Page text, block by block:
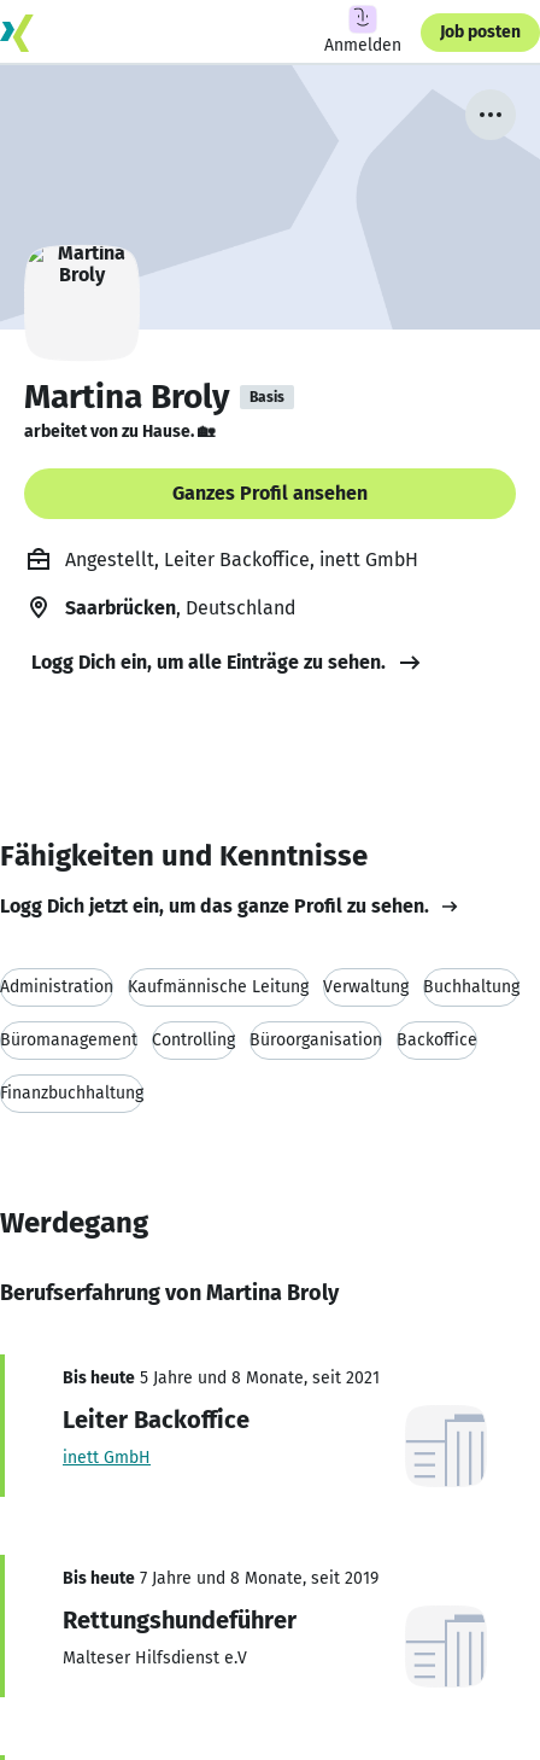
Anmelden
Job posten
Martina Broly Basis
arbeitet von zu Hause. 🏡
Ganzes Profil ansehen
Angestellt, Leiter Backoffice, inett GmbH
Saarbrücken, Deutschland
Logg Dich ein, um alle Einträge zu sehen.
Fähigkeiten und Kenntnisse
Logg Dich jetzt ein, um das ganze Profil zu sehen.
Administration Kaufmännische Leitung Verwaltung Buchhaltung
Büromanagement Controlling Büroorganisation Backoffice
Finanzbuchhaltung
Werdegang
Berufserfahrung von Martina Broly
Bis heute 5 Jahre und 8 Monate, seit 2021
Leiter Backoffice
inett GmbH
Bis heute 7 Jahre und 8 Monate, seit 2019
Rettungshundeführer
Malteser Hilfsdienst e.V